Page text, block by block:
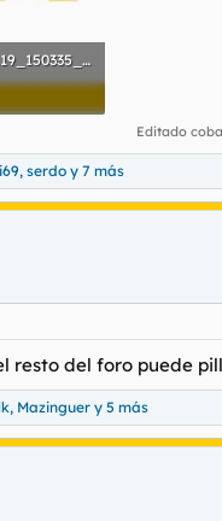
Screenshot_20250219_150335_Samsung Internet.webp
Editado
, serdo y 7 más
resto del foro puede
, Mazinguer y 5 más